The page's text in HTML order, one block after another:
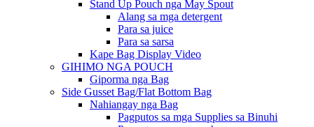
Stand Up Pouch nga May Spout
Alang sa mga detergent
Para sa juice
Para sa sarsa
Kape Bag Display Video
GIHIMO NGA POUCH
Giporma nga Bag
Side Gusset Bag/Flat Bottom Bag
Nahiangay nga Bag
Pagputos sa mga Supplies sa Binuhi